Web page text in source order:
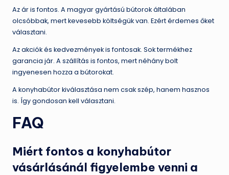
Az ár is fontos. A magyar gyártású bútorok általában
olcsóbbak, mert kevesebb költségük van. Ezért érdemes őket
választani.
Az akciók és kedvezmények is fontosak. Sok termékhez
garancia jár. A szállítás is fontos, mert néhány bolt
ingyenesen hozza a bútorokat.
A konyhabútor kiválasztása nem csak szép, hanem hasznos
is. Így gondosan kell választani.
FAQ
Miért fontos a konyhabútor
vásárlásánál figyelembe venni a